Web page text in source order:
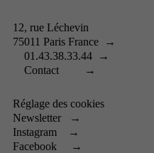
12, rue Léchevin
75011 Paris France →
01.43.38.33.44 →
Contact →
Réglage des cookies
Newsletter →
Instagram →
Facebook →